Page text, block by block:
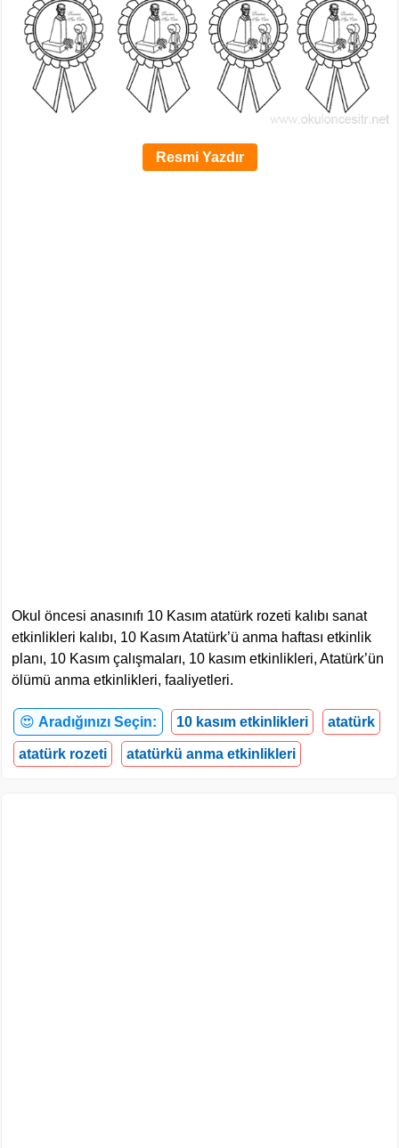
Resmi Yazdır
Okul öncesi anasınıfı 10 Kasım atatürk rozeti kalıbı sanat
etkinlikleri kalıbı, 10 Kasım Atatürk’ü anma haftası etkinlik
planı, 10 Kasım çalışmaları, 10 kasım etkinlikleri, Atatürk’ün
ölümü anma etkinlikleri, faaliyetleri.
😍 Aradığınızı Seçin: 10 kasım etkinlikleri atatürk
atatürk rozeti atatürkü anma etkinlikleri